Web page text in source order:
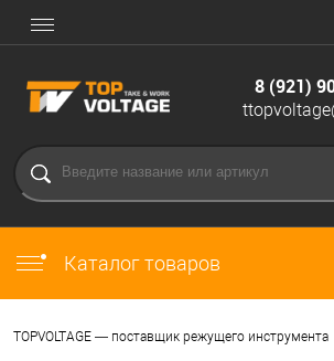
8 (921)
Каталог товаров
TOPVOLTAGE — поставщик режущего инструмента